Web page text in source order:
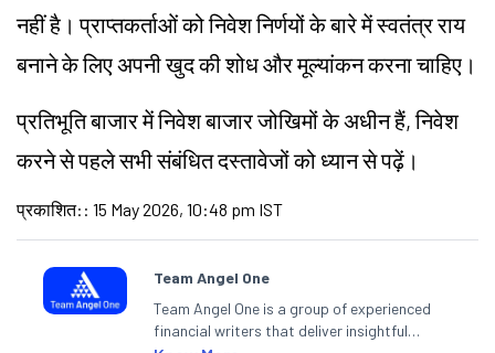
नहीं है। प्राप्तकर्ताओं को निवेश निर्णयों के बारे में स्वतंत्र राय
बनाने के लिए अपनी खुद की शोध और मूल्यांकन करना चाहिए।
प्रतिभूति बाजार में निवेश बाजार जोखिमों के अधीन हैं, निवेश
करने से पहले सभी संबंधित दस्तावेजों को ध्यान से पढ़ें।
प्रकाशित: : 15 May 2026, 10:48 pm IST
Team Angel One
Team Angel One is a group of experienced
financial writers that deliver insightful